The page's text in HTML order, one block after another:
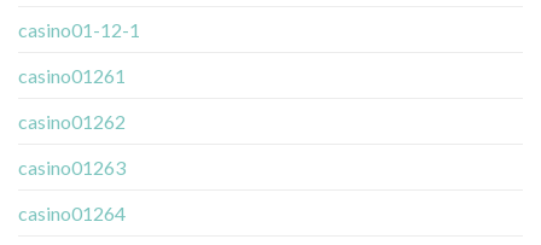
casino01-12-1
casino01261
casino01262
casino01263
casino01264